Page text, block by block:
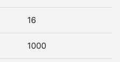
16
1000